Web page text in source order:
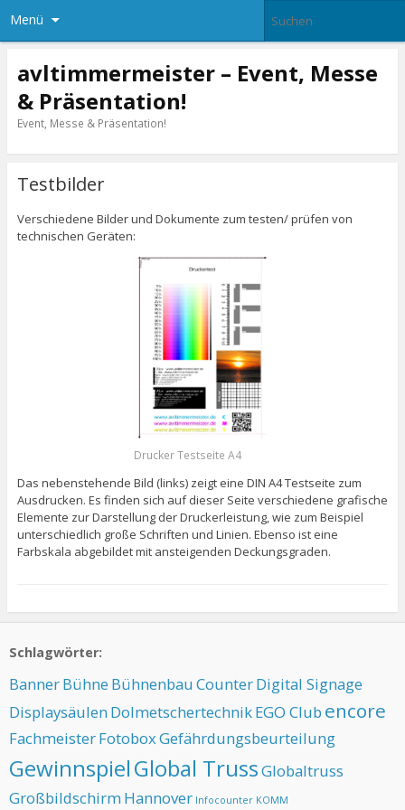
Menü
avltimmermeister – Event, Messe
& Präsentation!
Event, Messe & Präsentation!
Testbilder
Verschiedene Bilder und Dokumente zum testen/ prüfen von
technischen Geräten:
Drucker Testseite A4
Das nebenstehende Bild (links) zeigt eine DIN A4 Testseite zum
Ausdrucken. Es finden sich auf dieser Seite verschiedene grafische
Elemente zur Darstellung der Druckerleistung, wie zum Beispiel
unterschiedlich große Schriften und Linien. Ebenso ist eine
Farbskala abgebildet mit ansteigenden Deckungsgraden.
Schlagwörter:
BannerBühne BühnenbauCounterDigital Signage
DisplaysäulenDolmetschertechnikEGO Club encore
FachmeisterFotoboxGefährdungsbeurteilung
GewinnspielGlobal TrussGlobaltruss
GroßbildschirmHannover Infocounter KOMM